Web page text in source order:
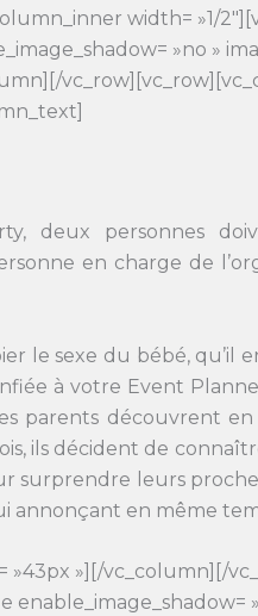
width= »1/
»no »
deux personnes
en charge de
le sexe du bébé, qu’il
à votre Event
parents découvrent
ils décident de
surprendre leurs
annonçant en même
»][/vc_column][/
enable_image_shadow=